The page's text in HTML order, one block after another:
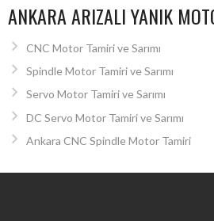
ANKARA ARIZALI YANIK
CNC Motor Tamiri ve Sarımı
Spindle Motor Tamiri ve Sarımı
Servo Motor Tamiri ve Sarımı
DC Servo Motor Tamiri ve Sarımı
Ankara CNC Spindle Motor Tamiri